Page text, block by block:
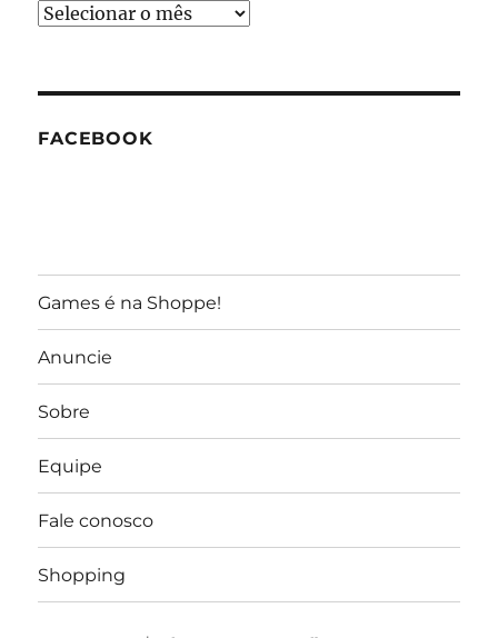
Arquivos
FACEBOOK
Games é na Shoppe!
Anuncie
Sobre
Equipe
Fale conosco
Shopping